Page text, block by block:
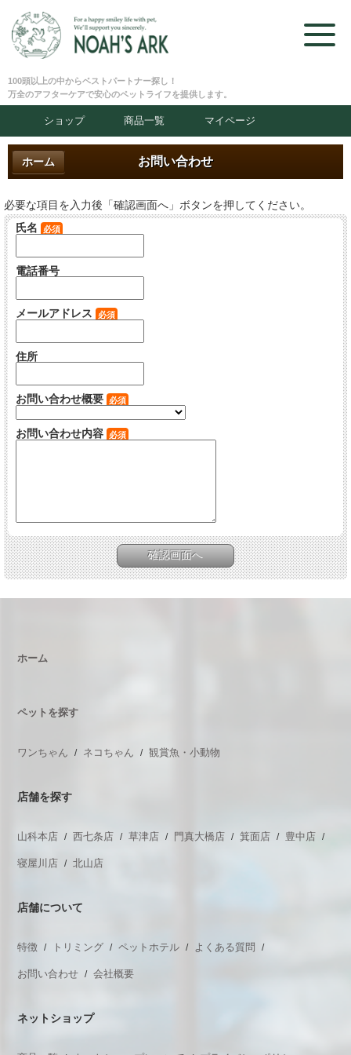
100頭以上の中からベストパートナー探し！
万全のアフターケアで安心のペットライフを提供します。
ショップ 商品一覧 マイページ
お問い合わせ
ホーム
必要な項目を入力後「確認画面へ」ボタンを押してください。
氏名
必須
電話番号
メールアドレス 必須
住所
お問い合わせ概要 必須
お問い合わせ内容 必須
ホーム
ペットを探す
ワンちゃん ネコちゃん 観賞魚・小動物
店舗を探す
山科本店 西七条店 草津店 門真大橋店 箕面店 豊中店
寝屋川店 北山店
店舗について
特徴 トリミング ペットホテル よくある質問
お問い合わせ 会社概要
ネットショップ